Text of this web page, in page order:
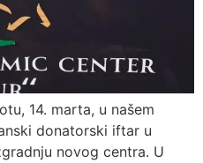
14. marta, u našem
donatorski iftar u
novog centra. U